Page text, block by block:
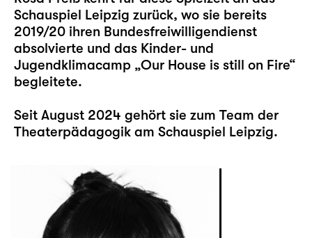
Schauspiel Leipzig zurück, wo sie bereits
2019/20 ihren Bundesfreiwilligendienst
absolvierte und das Kinder- und
Jugendklimacamp „Our House is still on Fire“
begleitete.
Seit August 2024 gehört sie zum Team der
Theaterpädagogik am Schauspiel Leipzig.